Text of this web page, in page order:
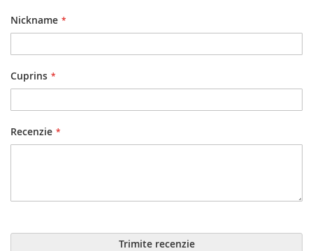
Nickname
Cuprins
Recenzie
Trimite recenzie